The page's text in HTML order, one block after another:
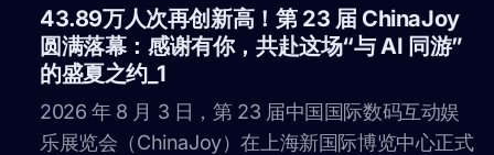
43.89万人次再创新高！第 23 届 ChinaJoy
圆满落幕：感谢有你，共赴这场“与 AI 同游”
的盛夏之约_1
2026 年 8 月 3 日，第 23 届中国国际数码互动娱
乐展览会（ChinaJoy）在上海新国际博览中心正式